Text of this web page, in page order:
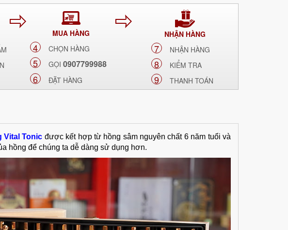
MUA HÀNG
4 CHỌN HÀNG
5 GỌI 0907799988
6 ĐẶT HÀNG
NHẬN HÀNG
7 NHẬN HÀNG
8 KIỂM TRA
9 THANH TOÁN
Vital Tonic được kết hợp từ hồng sâm nguyên chất 6 năm tuổi và
hồng để chúng ta dễ dàng sử dụng hơn.